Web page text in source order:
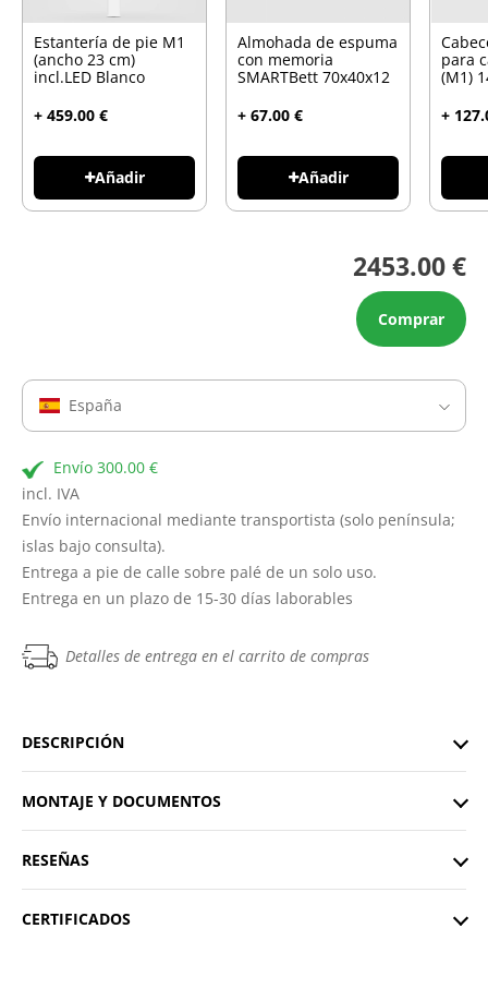
2453.00 €
Comprar
Estantería de pie M1
(ancho 23 cm)
incl.LED Blanco
+ 459.00 €
Añadir
Almohada de espuma
con memoria
SMARTBett 70x40x12
+ 67.00 €
Añadir
para
(M1)
+
España
Envío 300.00 €
incl. IVA
Envío internacional mediante transportista (solo península;
islas bajo consulta).
Entrega a pie de calle sobre palé de un solo uso.
Entrega en un plazo de 15-30 días laborables
Detalles de entrega en el carrito de compras
DESCRIPCIÓN
MONTAJE Y DOCUMENTOS
RESEÑAS
CERTIFICADOS